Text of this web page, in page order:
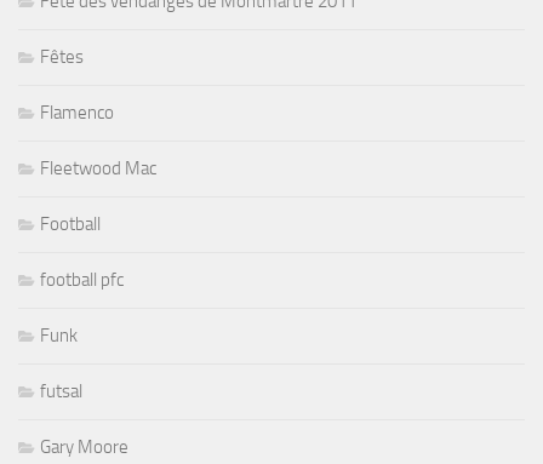
Fêtes
Flamenco
Fleetwood Mac
Football
football pfc
Funk
futsal
Gary Moore